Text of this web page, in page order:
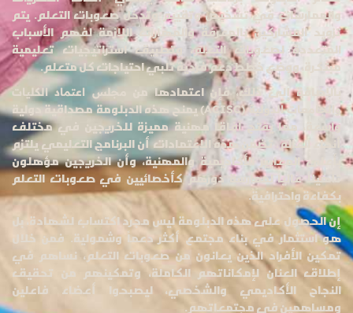
والممارسات في تشخيص وتقييم وتدخل صعوبات التعلم. يتم
تزويد المشاركين بالمعرفة والمهارات اللازمة لفهم الأسباب
المتعددة لصعوبات التعلم، وتطبيق استراتيجيات تعليمية
مبتكرة، ووضع خطط دعم فردية تلبي احتياجات كل متعلم.
بالإضافة إلى ذلك، فإن اعتمادها من
مجلس اعتماد الكليات
والجامعات الدولية (ACISC)
يمنح هذه الدبلومة مصداقية دولية
واسعة، مما يفتح آفاقاً مهنية مميزة للخريجين في مختلف
أنحاء العالم. تضمن هذه الاعتمادات أن البرنامج التعليمي يلتزم
بأعلى المعايير الأكاديمية والمهنية، وأن الخريجين مؤهلون
تأهيلاً عالياً لممارسة دورهم كأخصائيين في صعوبات التعلم
بكفاءة واحترافية.
إن الحصول على هذه الدبلومة ليس مجرد اكتساب لشهادة، بل
هو استثمار في بناء مجتمع أكثر دعماً وشمولية. فمن خلال
تمكين الأفراد الذين يعانون من صعوبات التعلم، نساهم في
إطلاق العنان لإمكاناتهم الكاملة، وتمكينهم من تحقيق
النجاح الأكاديمي والشخصي، ليصبحوا أعضاء فاعلين
ومساهمين في مجتمعاتهم.